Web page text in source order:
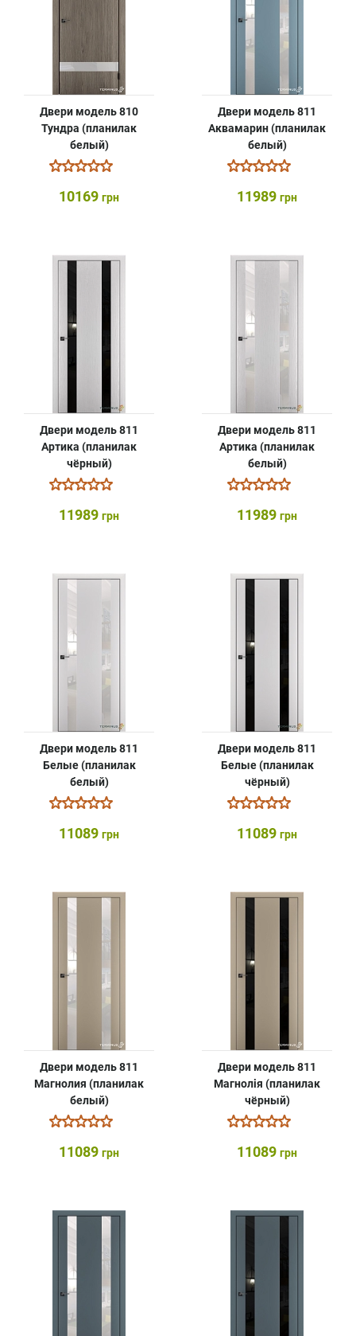
Двери модель 810
Тундра (планилак
белый)
10169 грн
Двери модель 811
Аквамарин (планилак
белый)
11989 грн
Двери модель 811
Артика (планилак
чёрный)
11989 грн
Двери модель 811
Артика (планилак
белый)
11989 грн
Двери модель 811
Белые (планилак
белый)
11089 грн
Двери модель 811
Белые (планилак
чёрный)
11089 грн
Двери модель 811
Магнолия (планилак
белый)
11089 грн
Двери модель 811
Магнолія (планилак
чёрный)
11089 грн